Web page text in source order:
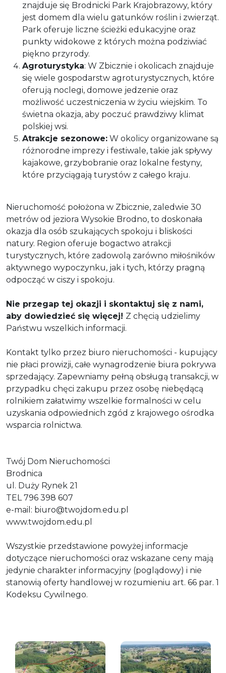
znajduje się Brodnicki Park Krajobrazowy, który
jest domem dla wielu gatunków roślin i zwierząt.
Park oferuje liczne ścieżki edukacyjne oraz
punkty widokowe z których można podziwiać
piękno przyrody.
Agroturystyka: W Zbicznie i okolicach znajduje
się wiele gospodarstw agroturystycznych, które
oferują noclegi, domowe jedzenie oraz
możliwość uczestniczenia w życiu wiejskim. To
świetna okazja, aby poczuć prawdziwy klimat
polskiej wsi.
Atrakcje sezonowe: W okolicy organizowane są
różnorodne imprezy i festiwale, takie jak spływy
kajakowe, grzybobranie oraz lokalne festyny,
które przyciągają turystów z całego kraju.
Nieruchomość położona w Zbicznie, zaledwie 30
metrów od jeziora Wysokie Brodno, to doskonała
okazja dla osób szukających spokoju i bliskości
natury. Region oferuje bogactwo atrakcji
turystycznych, które zadowolą zarówno miłośników
aktywnego wypoczynku, jak i tych, którzy pragną
odpocząć w ciszy i spokoju.
Nie przegap tej okazji i skontaktuj się z nami,
aby dowiedzieć się więcej! Z chęcią udzielimy
Państwu wszelkich informacji.
Kontakt tylko przez biuro nieruchomości - kupujący
nie płaci prowizji, całe wynagrodzenie biura pokrywa
sprzedający. Zapewniamy pełną obsługą transakcji, w
przypadku chęci zakupu przez osobę niebędącą
rolnikiem załatwimy wszelkie formalności w celu
uzyskania odpowiednich zgód z krajowego ośrodka
wsparcia rolnictwa.
Twój Dom Nieruchomości
Brodnica
ul. Duży Rynek 21
TEL 796 398 607
e-mail: biuro@twojdom.edu.pl
www.twojdom.edu.pl
Wszystkie przedstawione powyżej informacje
dotyczące nieruchomości oraz wskazane ceny mają
jedynie charakter informacyjny (poglądowy) i nie
stanowią oferty handlowej w rozumieniu art. 66 par. 1
Kodeksu Cywilnego.